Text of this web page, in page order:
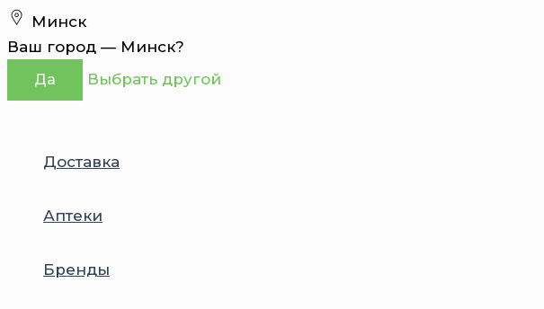
Перейти
к
содержимому
Минск
Ваш город — Минск?
Да Выбрать другой
Доставка
Аптеки
Бренды